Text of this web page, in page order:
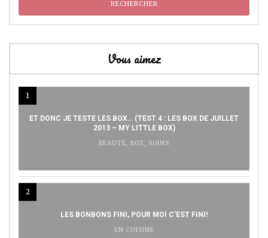
Vous aimez
1
ET DONC JE TESTE LES BOX… (TEST 4 : LES BOX DE JUILLET
2013 – MY LITTLE BOX)
BEAUTÉ, BOX, SOINS
2
LES BONBONS FINI, POUR MOI C’EST FINI!
EN CUISINE